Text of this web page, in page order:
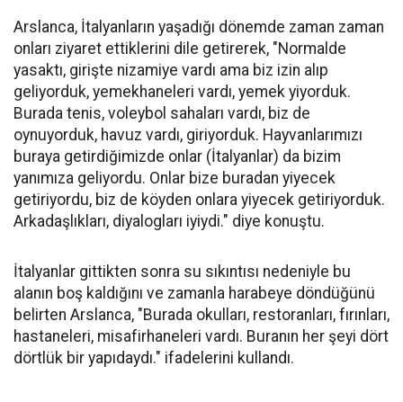
Arslanca, İtalyanların yaşadığı dönemde zaman zaman
onları ziyaret ettiklerini dile getirerek, "Normalde
yasaktı, girişte nizamiye vardı ama biz izin alıp
geliyorduk, yemekhaneleri vardı, yemek yiyorduk.
Burada tenis, voleybol sahaları vardı, biz de
oynuyorduk, havuz vardı, giriyorduk. Hayvanlarımızı
buraya getirdiğimizde onlar (İtalyanlar) da bizim
yanımıza geliyordu. Onlar bize buradan yiyecek
getiriyordu, biz de köyden onlara yiyecek getiriyorduk.
Arkadaşlıkları, diyalogları iyiydi." diye konuştu.
İtalyanlar gittikten sonra su sıkıntısı nedeniyle bu
alanın boş kaldığını ve zamanla harabeye döndüğünü
belirten Arslanca, "Burada okulları, restoranları, fırınları,
hastaneleri, misafirhaneleri vardı. Buranın her şeyi dört
dörtlük bir yapıdaydı." ifadelerini kullandı.